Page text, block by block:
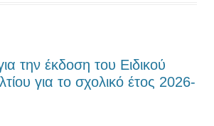
την έκδοση του Ειδικού
για το σχολικό έτος 2026-